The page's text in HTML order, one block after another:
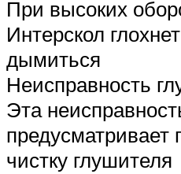
При высоких
Интерскол
дымиться
Неисправность
Эта
предусматривает
чистку глушителя